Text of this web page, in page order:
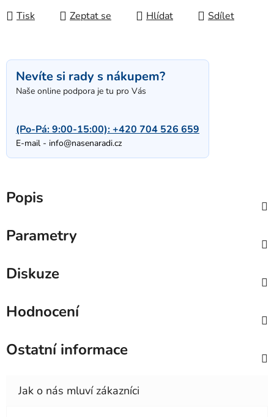
Tisk Zeptat se Hlídat Sdílet
Nevíte si rady s nákupem?
Naše online podpora je tu pro Vás
(Po-Pá: 9:00-15:00):+420 704 526 659
E-mail - info@nasenaradi.cz
Popis
Parametry
Diskuze
Hodnocení
Ostatní informace